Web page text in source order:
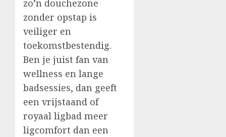
zo’n douchezone
zonder opstap is
veiliger en
toekomstbestendig.
Ben je juist fan van
wellness en lange
badsessies, dan geeft
een vrijstaand of
royaal ligbad meer
ligcomfort dan een